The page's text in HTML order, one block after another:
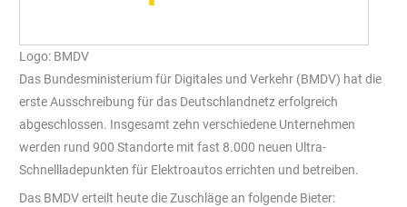
Logo: BMDV
Das Bundesministerium für Digitales und Verkehr (BMDV) hat die
erste Ausschreibung für das Deutschlandnetz erfolgreich
abgeschlossen. Insgesamt zehn verschiedene Unternehmen
werden rund 900 Standorte mit fast 8.000 neuen Ultra-
Schnellladepunkten für Elektroautos errichten und betreiben.
Das BMDV erteilt heute die Zuschläge an folgende Bieter: